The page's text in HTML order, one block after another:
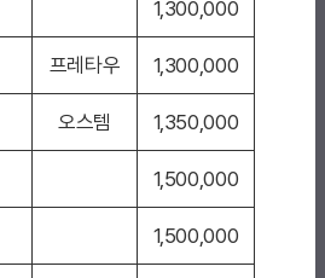
1,300,000
프레타우 1,300,000
오스템 1,350,000
1,500,000
1,500,000